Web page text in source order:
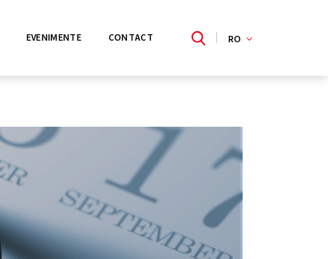
EVENIMENTE CONTACT RO